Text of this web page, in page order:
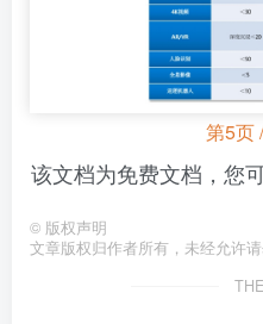
第5页
该文档为免费文档，您
© 版权声明
文章版权归作者所有，未经允许请